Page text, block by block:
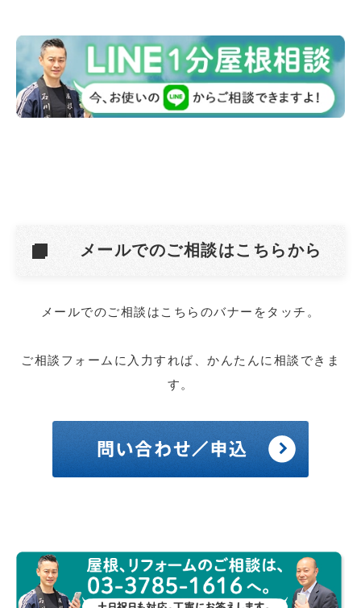
メールでのご相談はこちらから
メールでのご相談はこちらのバナーをタッチ。
ご相談フォームに入力すれば、かんたんに相談できま
す。